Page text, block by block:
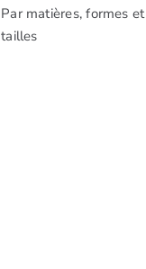
Par matières, formes et
tailles